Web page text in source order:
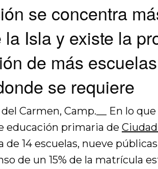
se concentra
la Isla y existe la
de más
se requiere
Carmen, Camp.__ En lo
educación primaria de
de 14 escuelas, nueve
de un 15% de la matrícula